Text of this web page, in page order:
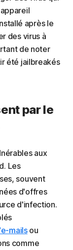
après le
des virus à
de noter
été jailbreakés
par le
aux
Les
souvent
d'offres
d'infection.
mailsou
comme